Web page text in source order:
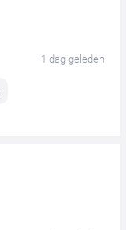
1 dag geleden